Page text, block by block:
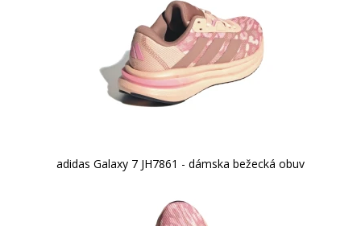
adidas Galaxy 7 JH7861 - dámska bežecká obuv